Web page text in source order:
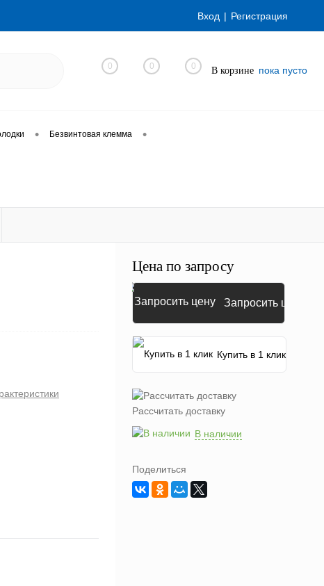
Вход Регистрация
0 0 0 В корзине пока пусто
• Безвинтовая клемма •
Цена по запросу
Запросить цену
Купить в 1 клик
Рассчитать доставку
В наличии
Поделиться